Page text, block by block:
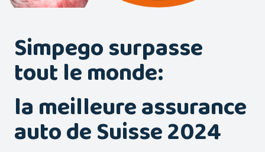
Simpego surpasse
tout le monde:
la meilleure assurance
auto de Suisse 2024